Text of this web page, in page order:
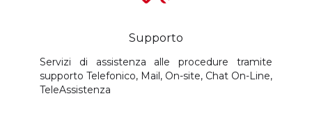
Supporto
Servizi di assistenza alle procedure tramite
supporto Telefonico, Mail, On-site, Chat On-Line,
TeleAssistenza